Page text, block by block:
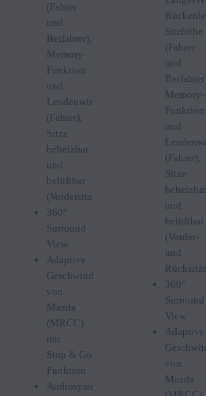
(Fahrer
und
Beifahrer),
Memory-
Funktion
und
Lendenwirbelstütze
(Fahrer),
Sitze
beheizbar
und
belüftbar
(Vordersitze)
360°
Surround
View
Adaptive
Geschwindigkeitsautomatik
von
Mazda
(MRCC)
mit
Stop & Go-
Funktion
Audiosystem
Sitzhöhe
(Fahrer
und
Memory-
Funktion
und
(Fahrer),
Sitze
beheizbar
und
belüftbar
(Vorder-
und
360°
Surround
View
Adaptive
von
Mazda